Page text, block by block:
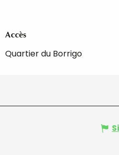
Accès
Accès
Quartier du Borrigo